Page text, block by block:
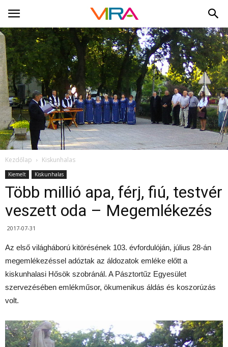
Kezdőlap Kiskunhalas
Kiemelt Kiskunhalas
Több millió apa, férj, fiú, testvér
veszett oda – Megemlékezés
2017-07-31
Az első világháború kitörésének 103. évfordulóján, július 28-án
megemlékezéssel adóztak az áldozatok emléke előtt a
kiskunhalasi Hősök szobránál. A Pásztortűz Egyesület
szervezésében emlékműsor, ökumenikus áldás és koszorúzás
volt.